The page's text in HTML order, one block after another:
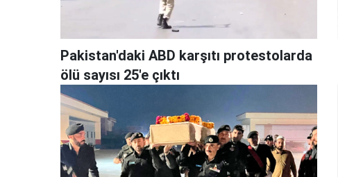
Pakistan'daki ABD karşıtı protestolarda
ölü sayısı 25'e çıktı